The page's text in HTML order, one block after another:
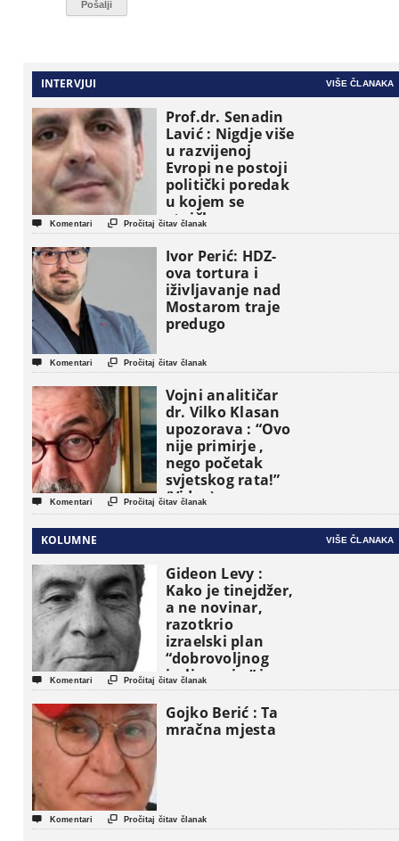
INTERVJUI VIŠE ČLANAKA
Prof.dr. Senadin
Lavić : Nigdje više
u razvijenoj
Evropi ne postoji
politički poredak
u kojem se
etničke grupe
pojavljuju kao
osnovne
političke jedinice
 Komentari  Pročitaj čitav članak
Ivor Perić: HDZ-
ova tortura i
iživljavanje nad
Mostarom traje
predugo
 Komentari  Pročitaj čitav članak
Vojni analitičar
dr. Vilko Klasan
upozorava : “Ovo
nije primirje ,
nego početak
svjetskog rata!”
(Video)
 Komentari  Pročitaj čitav članak
KOLUMNE VIŠE ČLANAKA
Gideon Levy :
Kako je tinejdžer,
a ne novinar,
razotkrio
izraelski plan
“dobrovoljnog
iseljavanja ” iz
Gaze
 Komentari  Pročitaj čitav članak
Gojko Berić : Ta
mračna mjesta
 Komentari  Pročitaj čitav članak